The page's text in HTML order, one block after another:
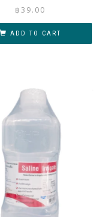
฿39.00
ADD TO CART